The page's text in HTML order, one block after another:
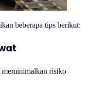
beberapa tips berikut:
risiko